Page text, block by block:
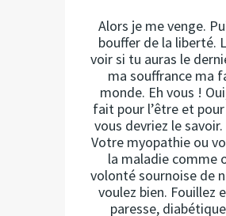
Alors je me venge.
bouffer de la liberté.
voir si tu auras le
ma souffrance ma
monde. Eh vous !
fait pour l’être et
vous devriez le
Votre myopathie ou
la maladie comme
volonté sournoise de
voulez bien. Fouillez
paresse,